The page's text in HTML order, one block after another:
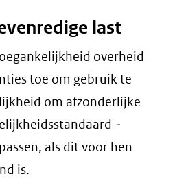
last
overheid
toe om gebruik te
om afzonderlijke
-
als dit voor hen
is.